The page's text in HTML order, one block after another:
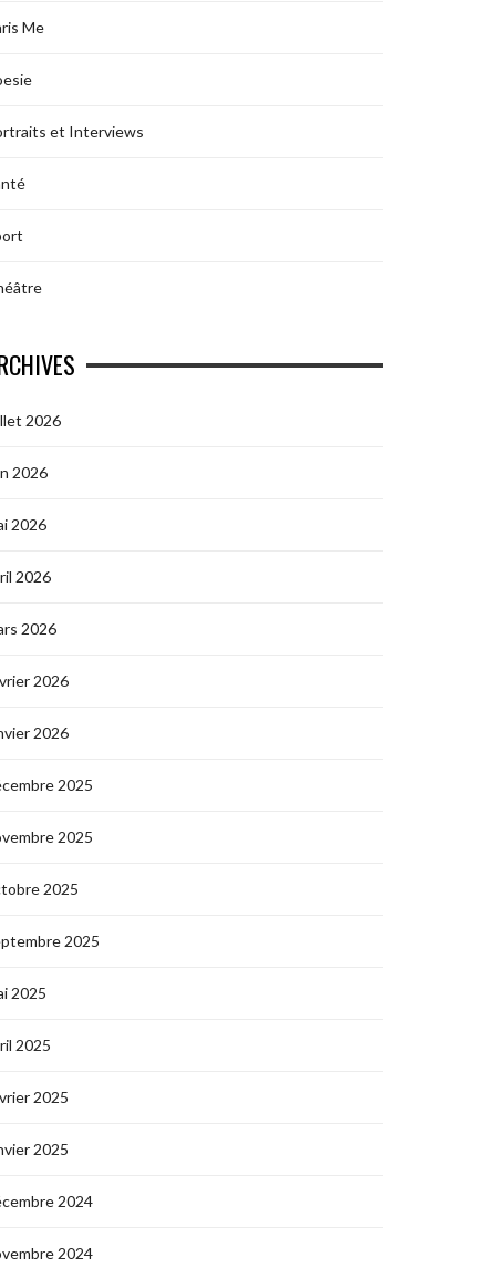
Me
et Interviews
2026
2026
2026
2026
2026
2026
2026
2025
2025
2025
2025
2025
2025
2025
2025
2024
2024